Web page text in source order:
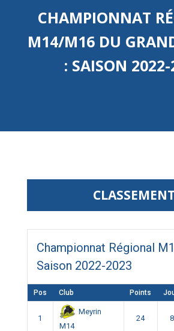
CHAMPIONNAT
M14/M16 DU
: SAISON
CLASSEMENT
Championnat Régional
Saison 2022-2023
Pos Club Points
1
Meyrin
M14
24 8